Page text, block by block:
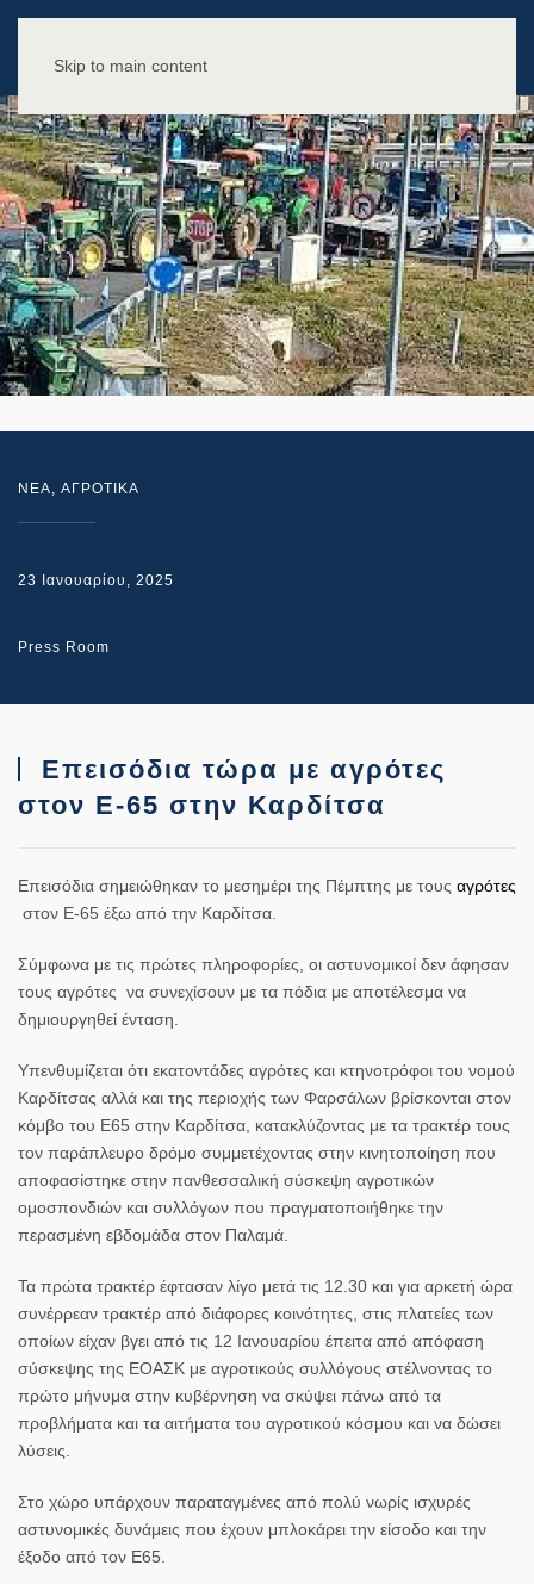
Skip to main content
NEA, ΑΓΡΟΤΙΚΑ
23 Ιανουαρίου, 2025
Press Room
Επεισόδια τώρα με αγρότες
στον E-65 στην Καρδίτσα
Επεισόδια σημειώθηκαν το μεσημέρι της Πέμπτης με τους αγρότες
στον E-65 έξω από την Καρδίτσα.
Σύμφωνα με τις πρώτες πληροφορίες, οι αστυνομικοί δεν άφησαν
τους αγρότες να συνεχίσουν με τα πόδια με αποτέλεσμα να
δημιουργηθεί ένταση.
Υπενθυμίζεται ότι εκατοντάδες αγρότες και κτηνοτρόφοι του νομού
Καρδίτσας αλλά και της περιοχής των Φαρσάλων βρίσκονται στον
κόμβο του Ε65 στην Καρδίτσα, κατακλύζοντας με τα τρακτέρ τους
τον παράπλευρο δρόμο συμμετέχοντας στην κινητοποίηση που
αποφασίστηκε στην πανθεσσαλική σύσκεψη αγροτικών
ομοσπονδιών και συλλόγων που πραγματοποιήθηκε την
περασμένη εβδομάδα στον Παλαμά.
Τα πρώτα τρακτέρ έφτασαν λίγο μετά τις 12.30 και για αρκετή ώρα
συνέρρεαν τρακτέρ από διάφορες κοινότητες, στις πλατείες των
οποίων είχαν βγει από τις 12 Ιανουαρίου έπειτα από απόφαση
σύσκεψης της ΕΟΑΣΚ με αγροτικούς συλλόγους στέλνοντας το
πρώτο μήνυμα στην κυβέρνηση να σκύψει πάνω από τα
προβλήματα και τα αιτήματα του αγροτικού κόσμου και να δώσει
λύσεις.
Στο χώρο υπάρχουν παραταγμένες από πολύ νωρίς ισχυρές
αστυνομικές δυνάμεις που έχουν μπλοκάρει την είσοδο και την
έξοδο από τον Ε65.